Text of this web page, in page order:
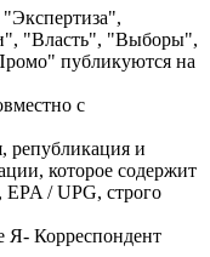
"Власть", "Выборы",
публикуются на
с
републикация и
которое содержит
/ UPG, строго
Я- Корреспондент